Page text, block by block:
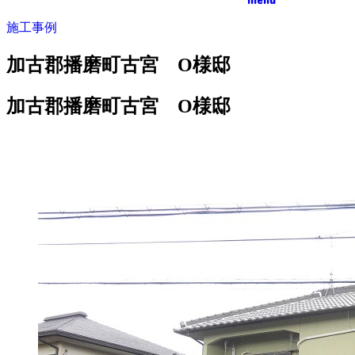
施工事例
加古郡播磨町古宮 O様邸
加古郡播磨町古宮 O様邸